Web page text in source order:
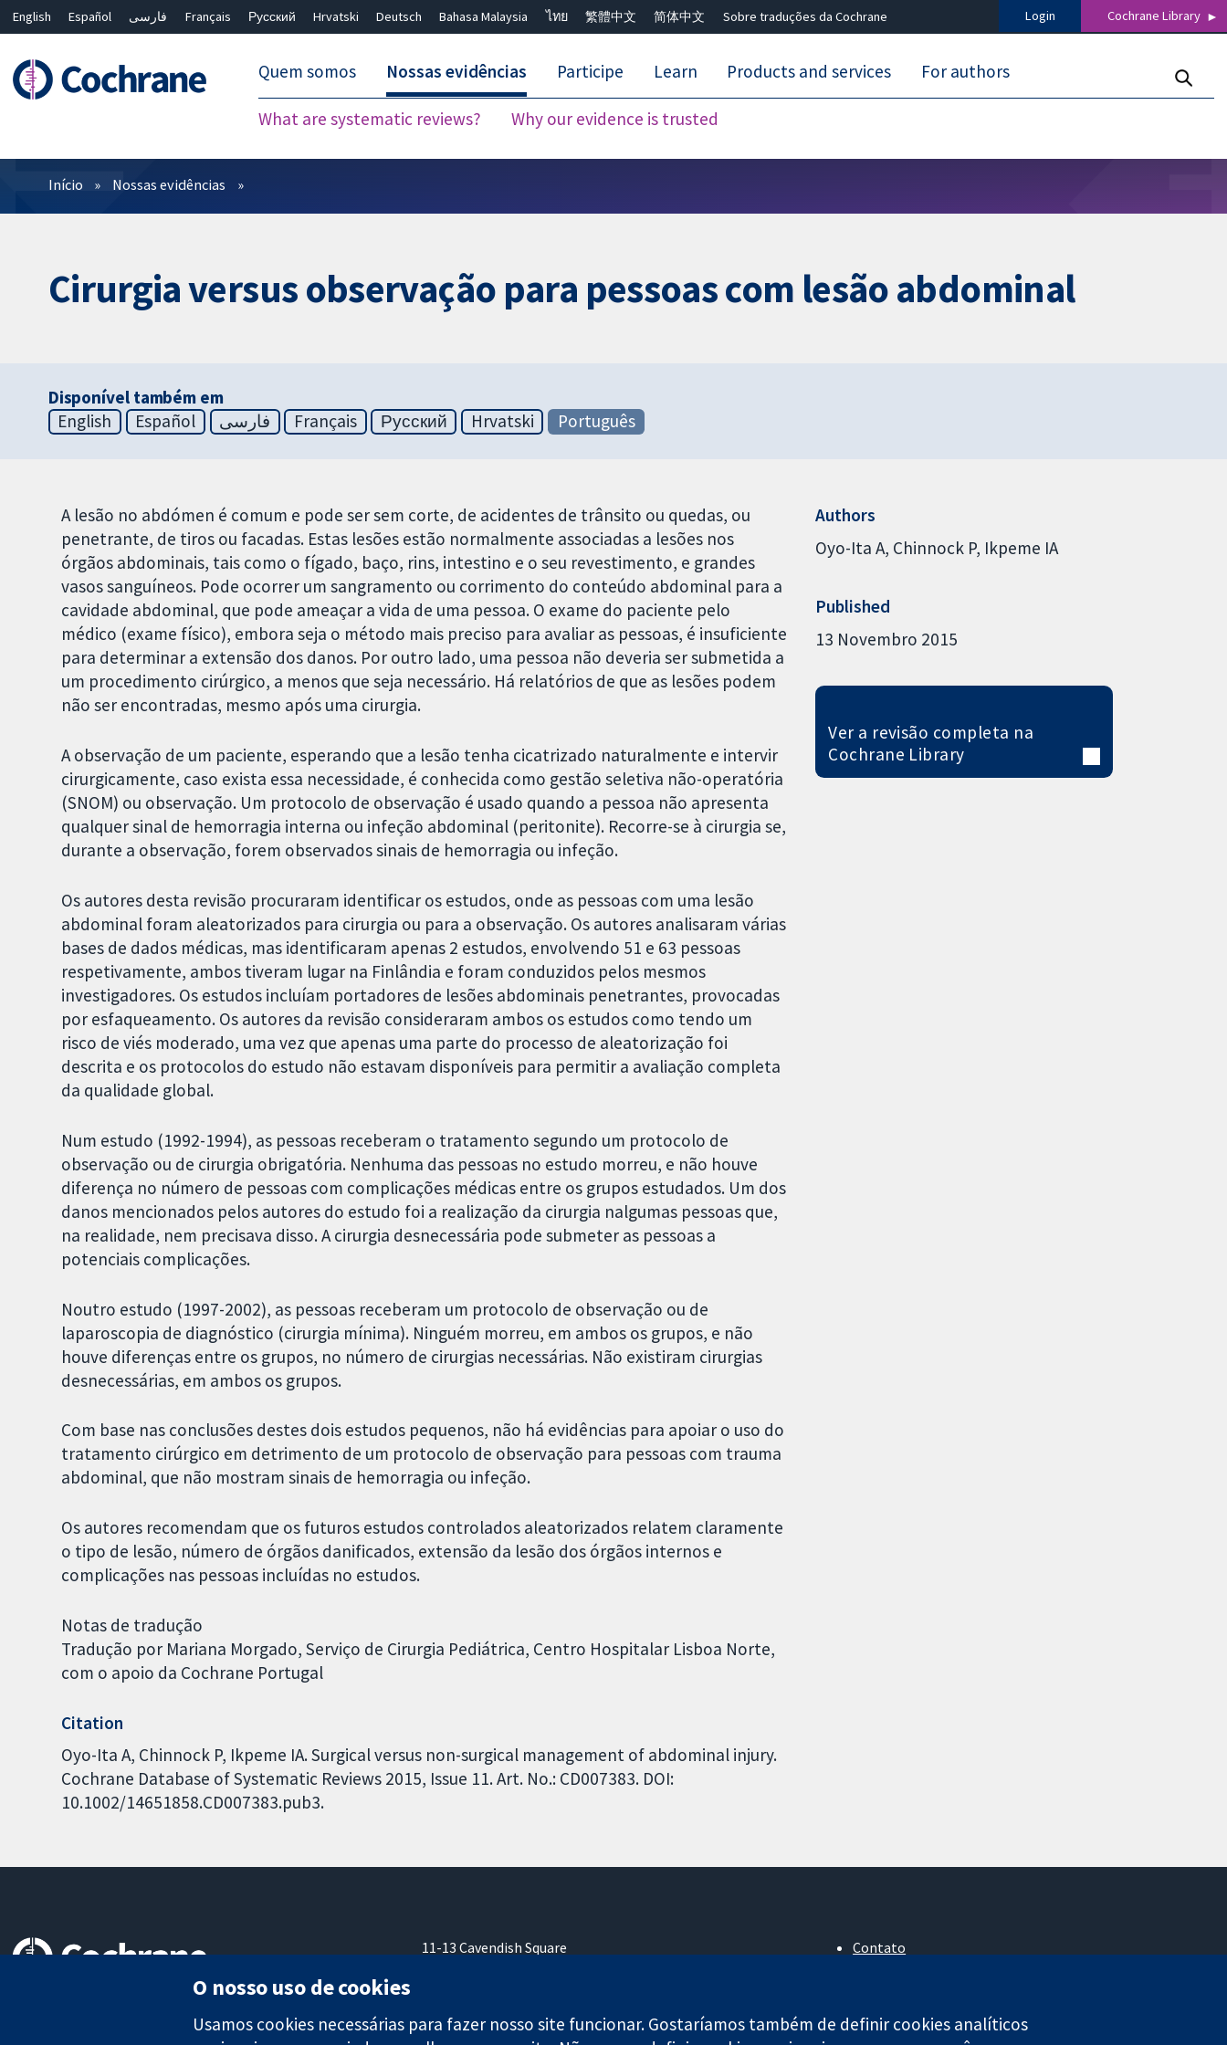
English Español فارسی Français Русский Hrvatski Deutsch Bahasa Malaysia ไทย 繁體中文 简体中文 Sobre traduções da Cochrane Login Cochrane Library
Quem somos Nossas evidências
What are systematic reviews? Why our evidence is trusted
Participe Learn Products and services For authors
Filtros
Início Nossas evidências
Cirurgia versus observação para pessoas com lesão abdominal
Disponível também em
English
Español فارسی Français Русский Hrvatski Português
A lesão no abdómen é comum e pode ser sem corte, de acidentes de trânsito ou quedas, ou
penetrante, de tiros ou facadas. Estas lesões estão normalmente associadas a lesões nos
órgãos abdominais, tais como o fígado, baço, rins, intestino e o seu revestimento, e grandes
vasos sanguíneos. Pode ocorrer um sangramento ou corrimento do conteúdo abdominal para a
cavidade abdominal, que pode ameaçar a vida de uma pessoa. O exame do paciente pelo
médico (exame físico), embora seja o método mais preciso para avaliar as pessoas, é insuficiente
para determinar a extensão dos danos. Por outro lado, uma pessoa não deveria ser submetida a
um procedimento cirúrgico, a menos que seja necessário. Há relatórios de que as lesões podem
não ser encontradas, mesmo após uma cirurgia.
A observação de um paciente, esperando que a lesão tenha cicatrizado naturalmente e intervir
cirurgicamente, caso exista essa necessidade, é conhecida como gestão seletiva não-operatória
(SNOM) ou observação. Um protocolo de observação é usado quando a pessoa não apresenta
qualquer sinal de hemorragia interna ou infeção abdominal (peritonite). Recorre-se à cirurgia se,
durante a observação, forem observados sinais de hemorragia ou infeção.
Os autores desta revisão procuraram identificar os estudos, onde as pessoas com uma lesão
abdominal foram aleatorizados para cirurgia ou para a observação. Os autores analisaram várias
bases de dados médicas, mas identificaram apenas 2 estudos, envolvendo 51 e 63 pessoas
respetivamente, ambos tiveram lugar na Finlândia e foram conduzidos pelos mesmos
investigadores. Os estudos incluíam portadores de lesões abdominais penetrantes, provocadas
por esfaqueamento. Os autores da revisão consideraram ambos os estudos como tendo um
risco de viés moderado, uma vez que apenas uma parte do processo de aleatorização foi
descrita e os protocolos do estudo não estavam disponíveis para permitir a avaliação completa
da qualidade global.
Num estudo (1992-1994), as pessoas receberam o tratamento segundo um protocolo de
observação ou de cirurgia obrigatória. Nenhuma das pessoas no estudo morreu, e não houve
diferença no número de pessoas com complicações médicas entre os grupos estudados. Um dos
danos mencionados pelos autores do estudo foi a realização da cirurgia nalgumas pessoas que,
na realidade, nem precisava disso. A cirurgia desnecessária pode submeter as pessoas a
potenciais complicações.
Noutro estudo (1997-2002), as pessoas receberam um protocolo de observação ou de
laparoscopia de diagnóstico (cirurgia mínima). Ninguém morreu, em ambos os grupos, e não
houve diferenças entre os grupos, no número de cirurgias necessárias. Não existiram cirurgias
desnecessárias, em ambos os grupos.
Com base nas conclusões destes dois estudos pequenos, não há evidências para apoiar o uso do
tratamento cirúrgico em detrimento de um protocolo de observação para pessoas com trauma
abdominal, que não mostram sinais de hemorragia ou infeção.
Os autores recomendam que os futuros estudos controlados aleatorizados relatem claramente
o tipo de lesão, número de órgãos danificados, extensão da lesão dos órgãos internos e
complicações nas pessoas incluídas no estudos.
Notas de tradução
Tradução por Mariana Morgado, Serviço de Cirurgia Pediátrica, Centro Hospitalar Lisboa Norte,
com o apoio da Cochrane Portugal
Citation
Oyo-Ita A, Chinnock P, Ikpeme IA. Surgical versus non-surgical management of abdominal injury.
Cochrane Database of Systematic Reviews 2015, Issue 11. Art. No.: CD007383. DOI:
10.1002/14651858.CD007383.pub3.
Authors
Oyo-Ita A Chinnock P Ikpeme IA
Published
13 Novembro 2015
Ver a revisão completa na
Cochrane Library
11-13 Cavendish Square
Contato
Emprego
O nosso uso de cookies
Usamos cookies necessárias para fazer nosso site funcionar. Gostaríamos também de definir cookies analíticos